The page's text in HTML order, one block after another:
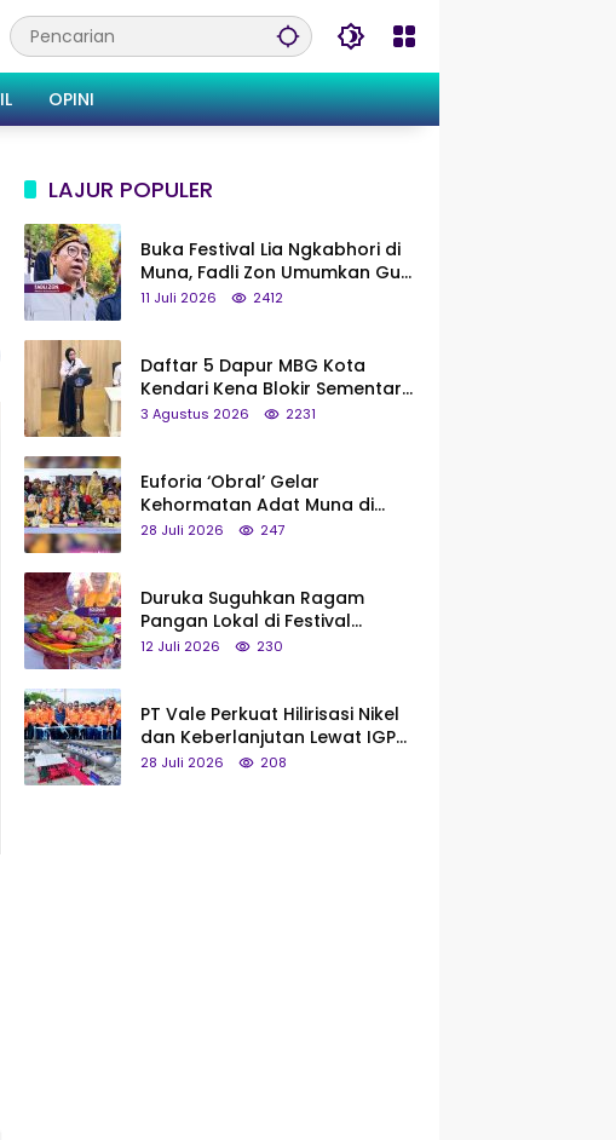
OPINI
LAJUR POPULER
Buka Festival Lia Ngkabhori di
Muna, Fadli Zon Umumkan Gua
Metanduno Segera Naik Status
11 Juli 2026 2412
Daftar 5 Dapur MBG Kota
Kendari Kena Blokir Sementara
dari Pusat
3 Agustus 2026 2231
Euforia ‘Obral’ Gelar
Kehormatan Adat Muna di
Silaturahmi KKMM, Ridwan Bae:
28 Juli 2026 247
Duruka Suguhkan Ragam
Pangan Lokal di Festival
Liangkobhori, Dari Umbi Rebus
12 Juli 2026 230
PT Vale Perkuat Hilirisasi Nikel
dan Keberlanjutan Lewat IGP
Morowali
28 Juli 2026 208